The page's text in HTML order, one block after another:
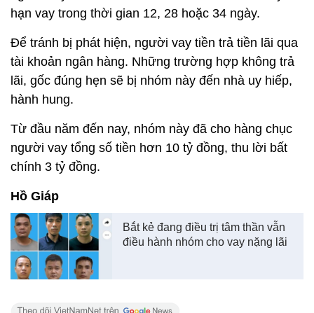
hạn vay trong thời gian 12, 28 hoặc 34 ngày.
Để tránh bị phát hiện, người vay tiền trả tiền lãi qua
tài khoản ngân hàng. Những trường hợp không trả
lãi, gốc đúng hẹn sẽ bị nhóm này đến nhà uy hiếp,
hành hung.
Từ đầu năm đến nay, nhóm này đã cho hàng chục
người vay tổng số tiền hơn 10 tỷ đồng, thu lời bất
chính 3 tỷ đồng.
Hồ Giáp
Bắt kẻ đang điều trị tâm thần vẫn
điều hành nhóm cho vay nặng lãi